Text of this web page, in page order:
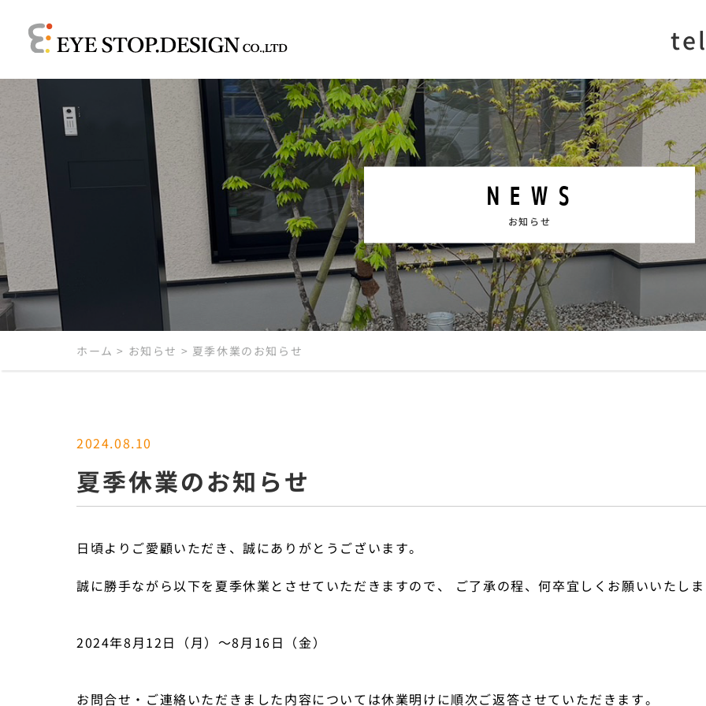
NEWS
お知らせ
ホーム > お知らせ > 夏季休業のお知らせ
2024.08.10
夏季休業のお知らせ
日頃よりご愛顧いただき、誠にありがとうございます。
誠に勝手ながら以下を夏季休業とさせていただきますので、 ご了承の程、何卒宜しくお願いいたし
2024年8月12日（月）～8月16日（金）
お問合せ・ご連絡いただきました内容については休業明けに順次ご返答させていただきます。